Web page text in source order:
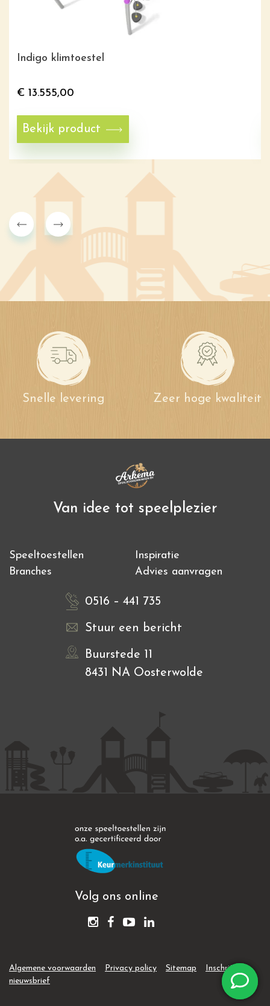
Indigo klimtoestel
€ 13.555,00
Bekijk product
Snelle levering Zeer hoge kwaliteit
Van idee tot speelplezier
Speeltoestellen
Inspiratie
Branches
Advies aanvragen
0516 – 441 735
Stuur een bericht
Buurstede 11
8431 NA Oosterwolde
Volg ons online
Algemene voorwaarden Privacy policy Sitemap
Inschrijven
nieuwsbrief